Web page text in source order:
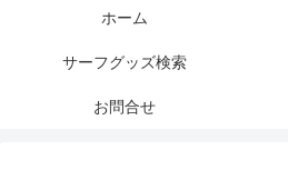
ホーム
サーフグッズ検索
お問合せ